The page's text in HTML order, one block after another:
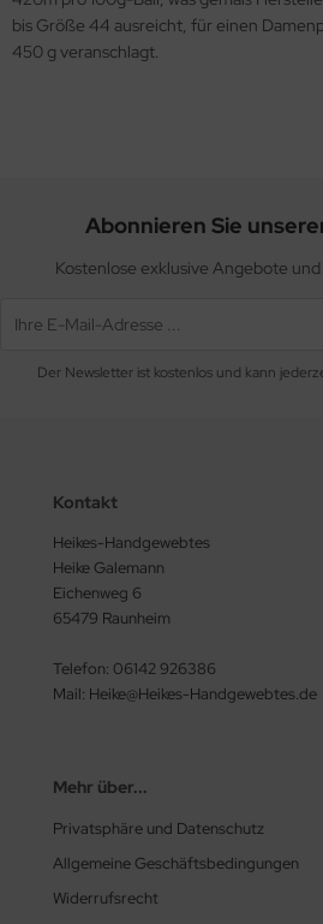
bis Größe 44 ausreicht, für einen
450 g veranschlagt.
Abonnieren Sie
Kostenlose exklusive Angebote
Der Newsletter ist kostenlos und kann
Kontakt
Heikes-Handgewebtes
Heike Galemann
Eichenweg 6
65479 Raunheim
Telefon: 06142 926386
Mail: Heike@Heikes-Handgewebtes.de
Mehr über...
Privatsphäre und Datenschutz
Allgemeine Geschäftsbedingungen
Widerrufsrecht